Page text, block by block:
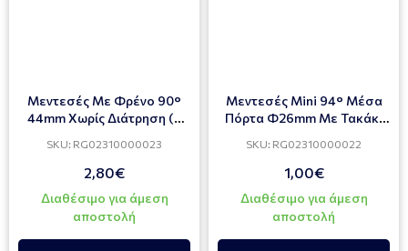
Μεντεσές Με Φρένο 90°
44mm Χωρίς Διάτρηση (2
SKU: RG02310000023
2,80€
Διαθέσιμο για άμεση
αποστολή
Μεντεσές Mini 94° Μέσα
Πόρτα Φ26mm Με Τακάκι
SKU: RG02310000022
1,00€
Διαθέσιμο για άμεση
αποστολή